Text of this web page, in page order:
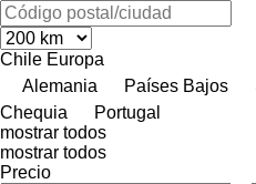
Chile Europa
Alemania
Países Bajos
Chequia
Portugal
mostrar todos
mostrar todos
Precio